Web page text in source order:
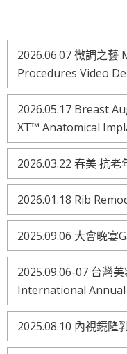
2026.06.07 微調之
Procedures Video
2026.05.17 Breast
XT™ Anatomical
2026.03.22 春美 抗
2026.01.18 Rib
2025.09.06 大會晚宴
2025.09.06-07 台灣
International
2025.08.10 內視鏡隆